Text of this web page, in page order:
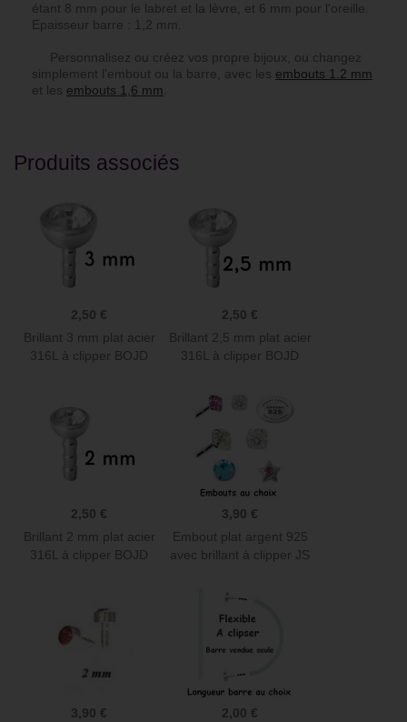
étant 8 mm pour le labret et la lèvre, et 6 mm pour l'oreille.
Epaisseur barre : 1,2 mm.
Personnalisez ou créez vos propre bijoux, ou changez
simplement l'embout ou la barre, avec les embouts 1.2 mm
et les embouts 1,6 mm
Produits associés
2,50 €
Brillant 3 mm plat acier
316L à clipper BOJD
2,50 €
Brillant 2,5 mm plat acier
316L à clipper BOJD
2,50 €
Brillant 2 mm plat acier
316L à clipper BOJD
3,90 €
Embout plat argent 925
avec brillant à clipper JS
3,90 €
2,00 €